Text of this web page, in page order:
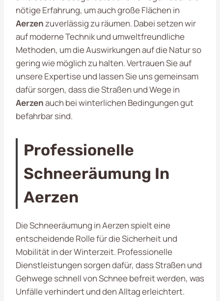
nötige Erfahrung, um auch große Flächen in
Aerzenzuverlässig zu räumen. Dabei setzen wir
auf moderne Technik und umweltfreundliche
Methoden, um die Auswirkungen auf die Natur so
gering wie möglich zu halten. Vertrauen Sie auf
unsere Expertise und lassen Sie uns gemeinsam
dafür sorgen, dass die Straßen und Wege in
Aerzenauch bei winterlichen Bedingungen gut
befahrbar sind.
Professionelle
Schneeräumung In
Aerzen
Die Schneeräumung in Aerzen spielt eine
entscheidende Rolle für die Sicherheit und
Mobilität in der Winterzeit. Professionelle
Dienstleistungen sorgen dafür, dass Straßen und
Gehwege schnell von Schnee befreit werden, was
Unfälle verhindert und den Alltag erleichtert.